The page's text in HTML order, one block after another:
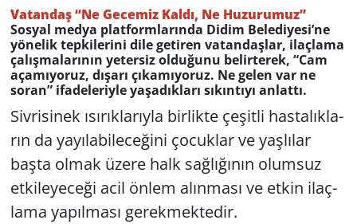
Vatandaş “Ne Ge­ce­miz Kaldı, Ne Hu­zu­ru­muz”
Sos­yal medya plat­form­la­rın­da Didim Be­le­di­ye­si’ne
yö­ne­lik tep­ki­le­ri­ni dile ge­ti­ren va­tan­daş­lar, ilaç­la­ma
ça­lış­ma­la­rı­nın ye­ter­siz ol­du­ğu­nu be­lir­te­rek, “Cam
aça­mı­yo­ruz, dı­şa­rı çı­ka­mı­yo­ruz. Ne gelen var ne
soran” ifa­de­le­riy­le ya­şa­dık­la­rı sı­kın­tı­yı an­lat­tı.
Siv­ri­si­nek ısı­rık­la­rıy­la bir­lik­te çe­şit­li has­ta­lık­la­
rın da ya­yı­la­bi­le­ce­ği­ni ço­cuk­lar ve yaş­lı­lar
başta olmak üzere halk sağ­lı­ğı­nın olumsuz
etkileyeceği acil önlem alın­ma­sı ve etkin ilaç­
la­ma ya­pıl­ma­sı­ gerekmektedir.